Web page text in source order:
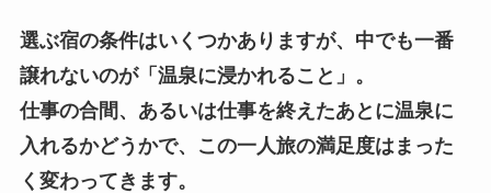
選ぶ宿の条件はいくつかありますが、中でも一番
譲れないのが「温泉に浸かれること」。
仕事の合間、あるいは仕事を終えたあとに温泉に
入れるかどうかで、この一人旅の満足度はまった
く変わってきます。